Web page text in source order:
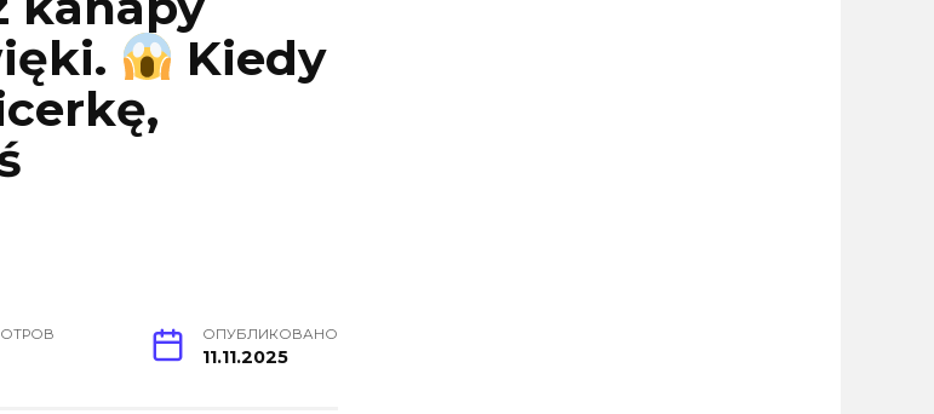
Kiedy
ОПУБЛИКОВАНО
11.11.2025